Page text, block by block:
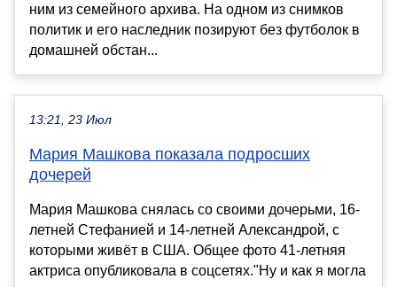
ним из семейного архива. На одном из снимков
политик и его наследник позируют без футболок в
домашней обстан...
13:21, 23 Июл
Мария Машкова показала подросших
дочерей
Мария Машкова снялась со своими дочерьми, 16-
летней Стефанией и 14-летней Александрой, с
которыми живёт в США. Общее фото 41-летняя
актриса опубликовала в соцсетях."Ну и как я могла